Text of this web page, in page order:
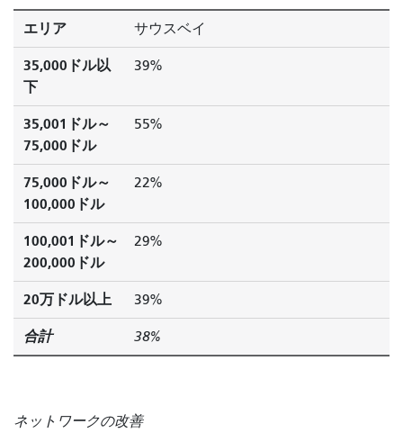
エリア サウスベイ
35,000ドル以
下
39%
35,001ドル～
75,000ドル
55%
75,000ドル～
100,000ドル
22%
100,001ドル～
200,000ドル
29%
20万ドル以上 39%
合計 38%
ネットワークの改善